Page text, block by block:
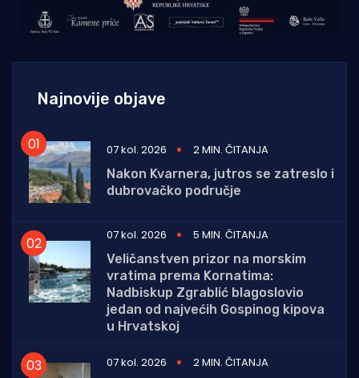
Najnovije objave
07 kol. 2026
2 MIN. ČITANJA
Nakon Kvarnera, jutros se zatreslo i
dubrovačko područje
07 kol. 2026
5 MIN. ČITANJA
Veličanstven prizor na morskim
vratima prema Kornatima:
Nadbiskup Zgrablić blagoslovio
jedan od najvećih Gospinog kipova
u Hrvatskoj
07 kol. 2026
2 MIN. ČITANJA